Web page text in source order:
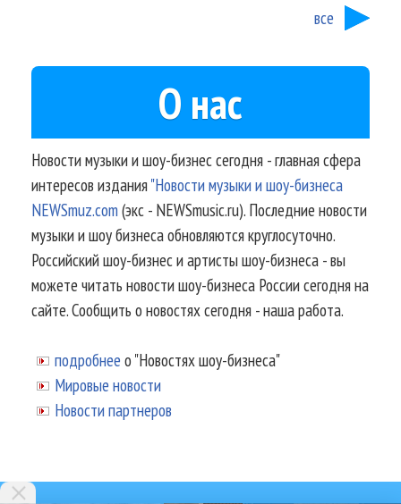
все
О нас
Новости музыки и шоу-бизнес сегодня - главная сфера
интересов издания"Новости музыки и шоу-бизнеса
NEWSmuz.com(экс - NEWSmusic.ru). Последние новости
музыки и шоу бизнеса обновляются круглосуточно.
Российский шоу-бизнес и артисты шоу-бизнеса - вы
можете читать новости шоу-бизнеса России сегодня на
сайте. Сообщить о новостях сегодня - наша работа.
подробнее о "Новостях шоу-бизнеса"
Мировые новости
Новости партнеров